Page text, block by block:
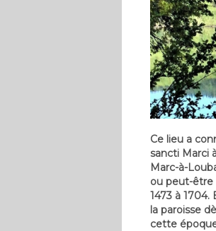
Ce lieu a
sancti Marci
Marc-à-
ou peut-être
1473 à
la paroisse
cette